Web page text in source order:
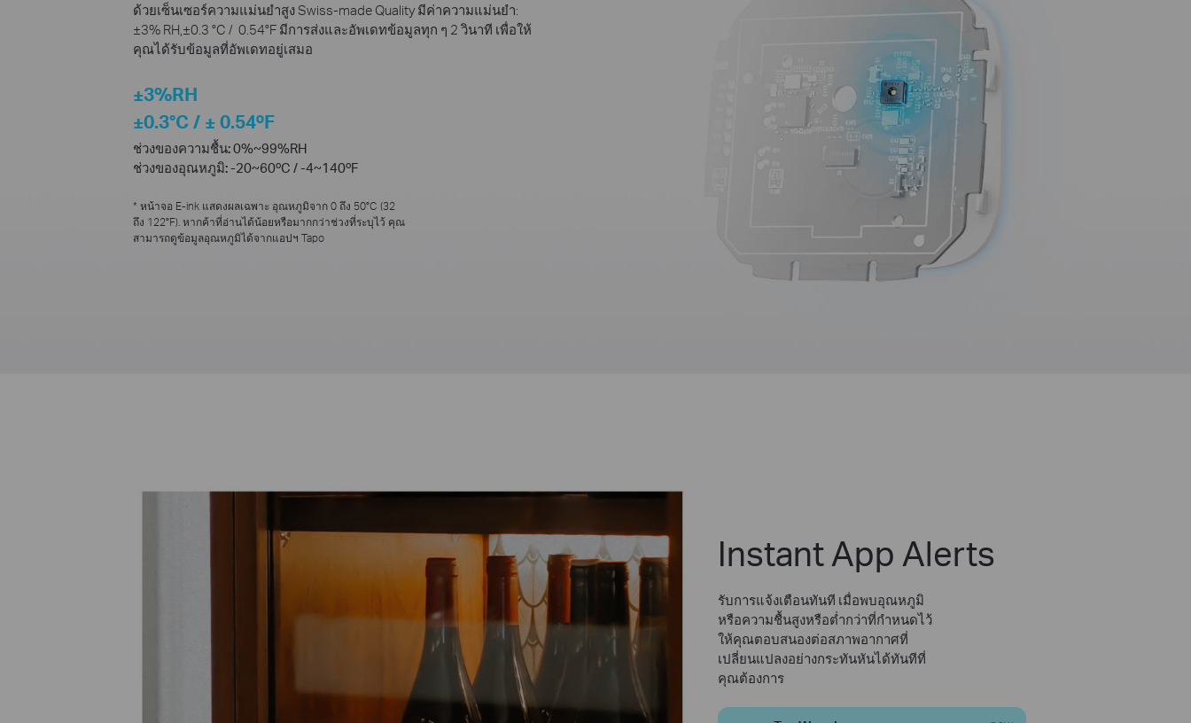
ด้วยเซ็นเซอร์ความแม่นยำสูง Swiss-made Quality มีค่าความแม่นยำ:
±3% RH,±0.3 °C / 0.54°F มีการส่งและอัพเดทข้อมูลทุก ๆ 2 วินาที เพื่อให้
คุณได้รับข้อมูลที่อัพเดทอยู่เสมอ
±3%RH
±0.3°C / ± 0.54ºF
ช่วงของความชื้น:0%~99%RH
ช่วงของอุณหภูมิ:-20~60ºC / -4~140ºF
* หน้าจอ E-ink แสดงผลเฉพาะ อุณหภูมิจาก 0 ถึง 50°C (32
ถึง 122°F). หากค้าที่อ่านได้น้อยหรือมากกว่าช่วงที่ระบุไว้ คุณ
สามารถดูข้อมูลอุณหภูมิได้จากแอปฯ Tapo
Instant App Alerts
รับการแจ้งเตือนทันที เมื่อพบอุณหภูมิ
หรือความชื้นสูงหรือต่ำกว่าที่กำหนดไว้
ให้คุณตอบสนองต่อสภาพอากาศที่
เปลี่ยนแปลงอย่างกระทันหันได้ทันทีที่
คุณต้องการ